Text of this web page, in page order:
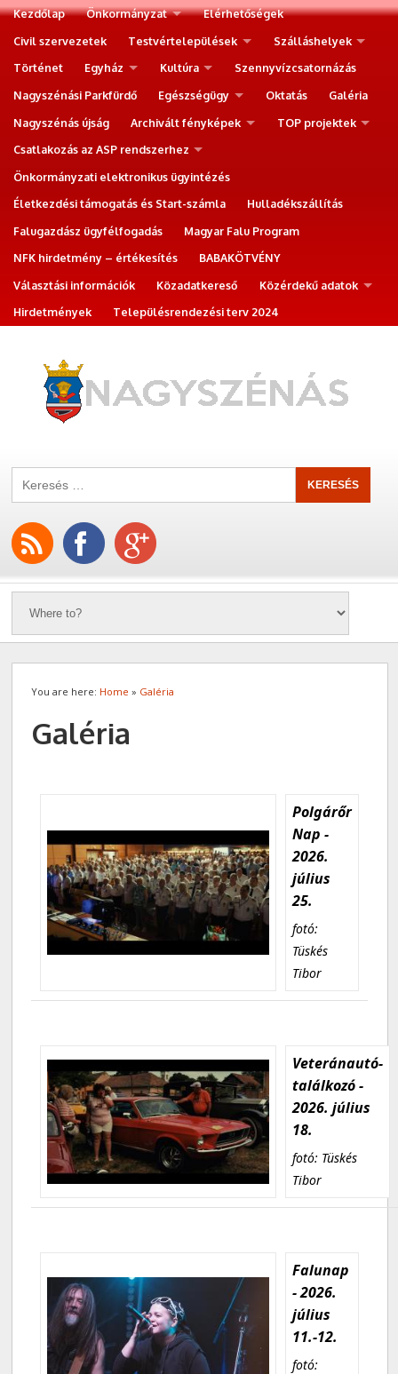
Kezdőlap Önkormányzat
Elérhetőségek
Civil szervezetek
Testvértelepülések
Szálláshelyek
Történet
Egyház Kultúra
Szennyvízcsatornázás
Nagyszénási Parkfürdő
Egészségügy Oktatás
Galéria
Nagyszénás újság
Archivált fényképek
TOP projektek
Csatlakozás az ASP rendszerhez
Önkormányzati elektronikus ügyintézés
Életkezdési támogatás és Start-számla
Hulladékszállítás
Falugazdász ügyfélfogadás
Magyar Falu Program
NFK hirdetmény – értékesítés
BABAKÖTVÉNY
Választási információk
Közadatkereső
Közérdekű adatok
Hirdetmények
Településrendezési terv 2024
You are here: Home » Galéria
Galéria
Polgárőr
Nap -
2026.
július
25.
fotó:
Tüskés
Tibor
Veteránautó-
találkozó -
2026. július
18.
fotó: Tüskés
Tibor
Falunap
- 2026.
július
11.-12.
fotó: